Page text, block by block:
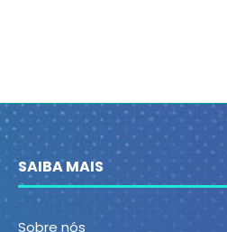
SAIBA MAIS
Sobre nós